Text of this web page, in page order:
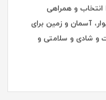
انتخاب و همراهی
آسمان و زمین برای
و شادی و سلامتی و